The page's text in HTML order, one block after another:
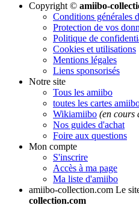
Copyright © amiibo-
Conditions générales
Protection de vos
Politique de
Cookies et utilisations
Mentions légales
Liens sponsorisés
Notre site
Tous les amiibo
toutes les cartes
Wikiamiibo (en cours
Nos guides d'achat
Foire aux questions
Mon compte
S'inscrire
Accès à ma page
Ma liste d'amiibo
amiibo-collection.com Le
collection.com